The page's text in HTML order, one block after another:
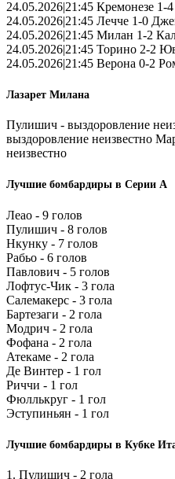
24.05.2026|21:45 Кремонезе 1-
24.05.2026|21:45 Лечче 1-0
24.05.2026|21:45 Милан 1-2
24.05.2026|21:45 Торино 2-2
24.05.2026|21:45 Верона 0-2
Лазарет Милана
Пулишич - выздоровление
выздоровление неизвестно
неизвестно
Лучшие бомбардиры в Серии А
Леао - 9 голов
Пулишич - 8 голов
Нкунку - 7 голов
Рабьо - 6 голов
Павлович - 5 голов
Лофтус-Чик - 3 гола
Салемакерс - 3 гола
Бартезаги - 2 гола
Модрич - 2 гола
Фофана - 2 гола
Атекаме - 2 гола
Де Винтер - 1 гол
Риччи - 1 гол
Фюллькруг - 1 гол
Эступиньян - 1 гол
Лучшие бомбардиры в Кубке
1. Пулишич - 2 гола